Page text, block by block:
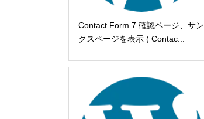
Contact Form 7 確認ページ、サン
クスページを表示 ( Contac...